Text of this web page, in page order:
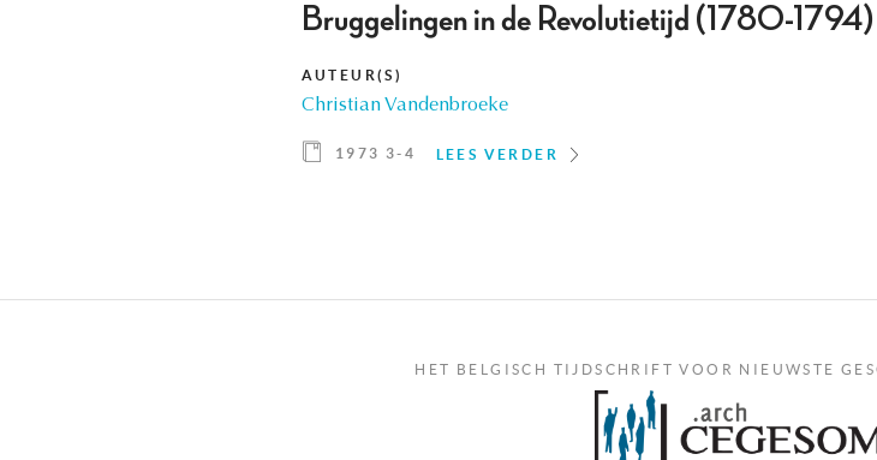
Bruggelingen in de Revolutietijd (1780-1794)
AUTEUR(S)
Christian Vandenbroeke
1973 3-4 LEES VERDER
HET BELGISCH TIJDSCHRIFT VOOR NIEUWSTE